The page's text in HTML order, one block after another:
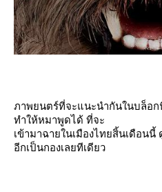
ภาพยนตร์ที่จะแนะนำกันในบล็อ
ทำให้หมาพูดได้ ที่จะ
เข้ามาฉายในเมืองไทยสิ้นเดือน
อีกเป็นกองเลยทีเดียว